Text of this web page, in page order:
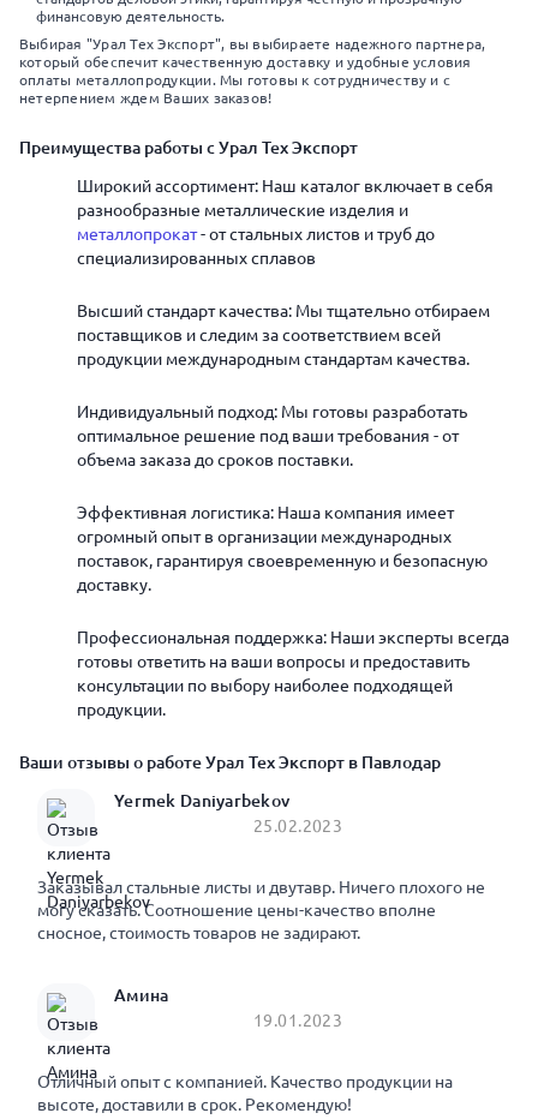
финансовую деятельность.
Выбирая "Урал Тех Экспорт", вы выбираете надежного партнера,
который обеспечит качественную доставку и удобные условия
оплаты металлопродукции. Мы готовы к сотрудничеству и с
нетерпением ждем Ваших заказов!
Преимущества работы с Урал Тех Экспорт
Широкий ассортимент: Наш каталог включает в себя
разнообразные металлические изделия и
металлопрокат- от стальных листов и труб до
специализированных сплавов
Высший стандарт качества: Мы тщательно отбираем
поставщиков и следим за соответствием всей
продукции международным стандартам качества.
Индивидуальный подход: Мы готовы разработать
оптимальное решение под ваши требования - от
объема заказа до сроков поставки.
Эффективная логистика: Наша компания имеет
огромный опыт в организации международных
поставок, гарантируя своевременную и безопасную
доставку.
Профессиональная поддержка: Наши эксперты всегда
готовы ответить на ваши вопросы и предоставить
консультации по выбору наиболее подходящей
продукции.
Ваши отзывы о работе Урал Тех Экспорт в Павлодар
Yermek Daniyarbekov
25.02.2023
Заказывал стальные листы и двутавр. Ничего плохого не
могу сказать. Соотношение цены-качество вполне
сносное, стоимость товаров не задирают.
Амина
19.01.2023
Отличный опыт с компанией. Качество продукции на
высоте, доставили в срок. Рекомендую!